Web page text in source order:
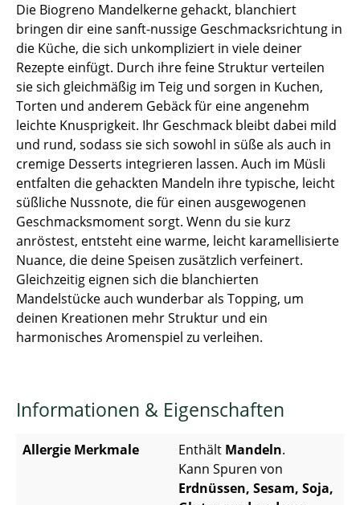
Die Biogreno Mandelkerne gehackt, blanchiert
bringen dir eine sanft-nussige Geschmacksrichtung in
die Küche, die sich unkompliziert in viele deiner
Rezepte einfügt. Durch ihre feine Struktur verteilen
sie sich gleichmäßig im Teig und sorgen in Kuchen,
Torten und anderem Gebäck für eine angenehm
leichte Knusprigkeit. Ihr Geschmack bleibt dabei mild
und rund, sodass sie sich sowohl in süße als auch in
cremige Desserts integrieren lassen. Auch im Müsli
entfalten die gehackten Mandeln ihre typische, leicht
süßliche Nussnote, die für einen ausgewogenen
Geschmacksmoment sorgt. Wenn du sie kurz
anröstest, entsteht eine warme, leicht karamellisierte
Nuance, die deine Speisen zusätzlich verfeinert.
Gleichzeitig eignen sich die blanchierten
Mandelstücke auch wunderbar als Topping, um
deinen Kreationen mehr Struktur und ein
harmonisches Aromenspiel zu verleihen.
Informationen & Eigenschaften
Allergie Merkmale Enthält Mandeln.
Kann Spuren von
Erdnüssen, Sesam, Soja,